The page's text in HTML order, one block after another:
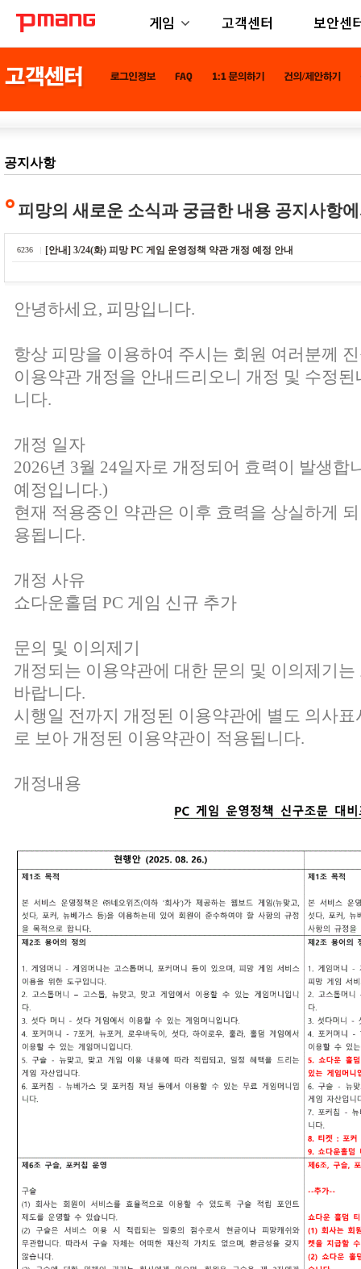
게임 고객센터 보안센
공지사항
피망의 새로운 소식과 궁금한 내용 공지사항
6236 [안내] 3/24(화) 피망 PC 게임 운영정책 약관 개정 예정 안내
안녕하세요, 피망입니다.
항상 피망을 이용하여 주시는 회원 여러분께
이용약관 개정을 안내드리오니 개정 및 수정
니다.
개정 일자
2026년 3월 24일자로 개정되어 효력이 발생합
예정입니다.)
현재 적용중인 약관은 이후 효력을 상실하게
용됩니다.
개정 사유
쇼다운홀덤 PC 게임 신규 추가
문의 및 이의제기
개정되는 이용약관에 대한 문의 및 이의제기
바랍니다.
시행일 전까지 개정된 이용약관에 별도 의사
로 보아 개정된 이용약관이 적용됩니다.
개정내용